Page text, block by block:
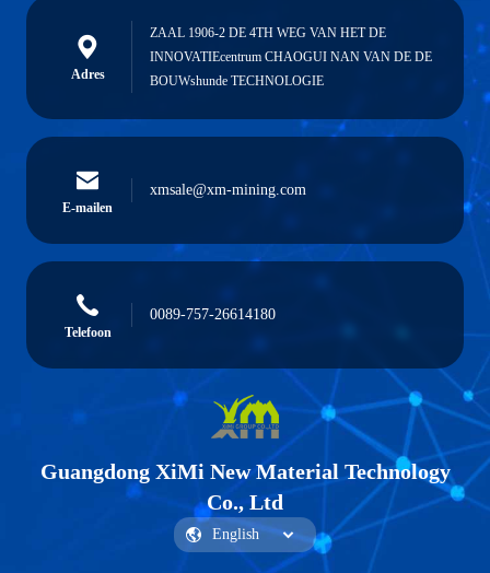
Adres
ZAAL 1906-2 DE 4TH WEG VAN HET DE
INNOVATIEcentrum CHAOGUI NAN VAN DE DE
BOUWshunde TECHNOLOGIE
E-mailen
xmsale@xm-mining.com
Telefoon
0089-757-26614180
Guangdong XiMi New Material Technology
Co., Ltd